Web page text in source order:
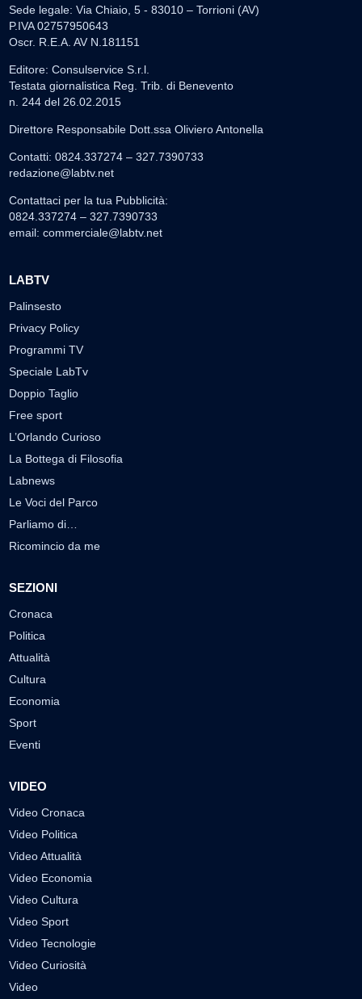
Sede legale: Via Chiaio, 5 - 83010 – Torrioni (AV)
P.IVA 02757950643
Oscr. R.E.A. AV N.181151
Editore: Consulservice S.r.l.
Testata giornalistica Reg. Trib. di Benevento
n. 244 del 26.02.2015
Direttore Responsabile Dott.ssa Oliviero Antonella
Contatti: 0824.337274 – 327.7390733
redazione@labtv.net
Contattaci per la tua Pubblicità:
0824.337274 – 327.7390733
email: commerciale@labtv.net
LABTV
Palinsesto
Privacy Policy
Programmi TV
Speciale LabTv
Doppio Taglio
Free sport
L’Orlando Curioso
La Bottega di Filosofia
Labnews
Le Voci del Parco
Parliamo di…
Ricomincio da me
SEZIONI
Cronaca
Politica
Attualità
Cultura
Economia
Sport
Eventi
VIDEO
Video Cronaca
Video Politica
Video Attualità
Video Economia
Video Cultura
Video Sport
Video Tecnologie
Video Curiosità
Video